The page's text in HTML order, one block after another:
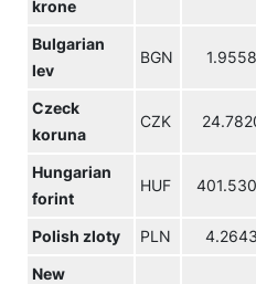
krone
Bulgarian
lev
BGN 1.9558
Czeck
koruna
CZK
Hungarian
forint
HUF
Polish zloty PLN 4.2643
New